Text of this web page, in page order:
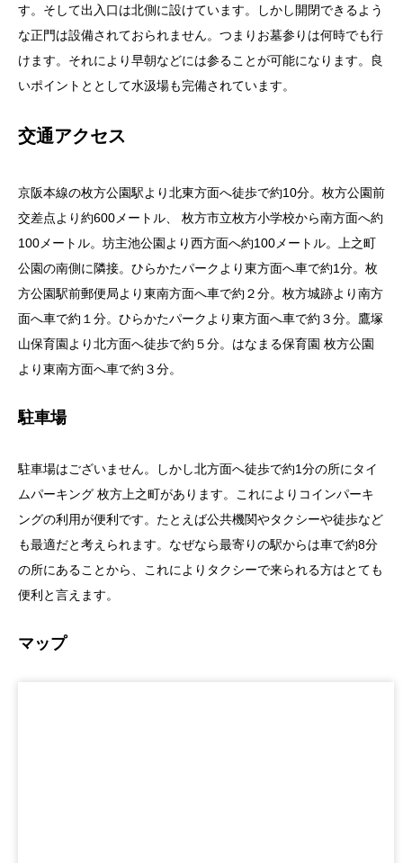
す。そして出入口は北側に設けています。しかし開閉できるよう
な正門は設備されておられません。つまりお墓参りは何時でも行
けます。それにより早朝などには参ることが可能になります。良
いポイントととして水汲場も完備されています。
交通アクセス
京阪本線の枚方公園駅より北東方面へ徒歩で約10分。枚方公園前
交差点より約600メートル、 枚方市立枚方小学校から南方面へ約
100メートル。坊主池公園より西方面へ約100メートル。上之町
公園の南側に隣接。ひらかたパークより東方面へ車で約1分。枚
方公園駅前郵便局より東南方面へ車で約２分。枚方城跡より南方
面へ車で約１分。ひらかたパークより東方面へ車で約３分。鷹塚
山保育園より北方面へ徒歩で約５分。はなまる保育園 枚方公園
より東南方面へ車で約３分。
駐車場
駐車場はございません。しかし北方面へ徒歩で約1分の所に タイ
ムパーキング 枚方上之町があります。これによりコインパーキ
ングの利用が便利です。 たとえば公共機関やタクシーや徒歩など
も最適だと考えられます。なぜなら最寄りの駅からは車で約8分
の所にあることから、これによりタクシーで来られる方はとても
便利と言えます。
マップ